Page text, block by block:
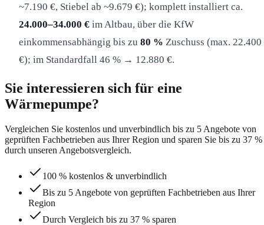
~7.190 €, Stiebel ab ~9.679 €); komplett installiert ca.
24.000–34.000 € im Altbau, über die KfW
einkommensabhängig bis zu 80 % Zuschuss (max. 22.400
€); im Standardfall 46 % → 12.880 €.
Sie interessieren sich für eine
Wärmepumpe?
Vergleichen Sie kostenlos und unverbindlich bis zu 5 Angebote von
geprüften Fachbetrieben aus Ihrer Region und sparen Sie bis zu 37 %
durch unseren Angebotsvergleich.
100 % kostenlos & unverbindlich
Bis zu 5 Angebote von geprüften Fachbetrieben aus Ihrer
Region
Durch Vergleich bis zu 37 % sparen